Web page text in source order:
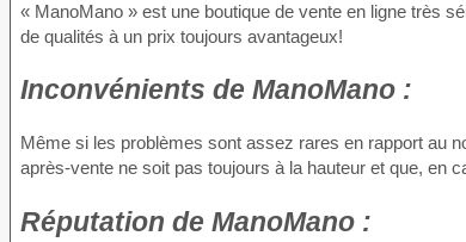
« ManoMano » est une boutique de vente en ligne très
de qualités à un prix toujours avantageux!
Inconvénients de ManoMano :
Même si les problèmes sont assez rares en rapport au
après-vente ne soit pas toujours à la hauteur et que, en
Réputation de ManoMano :